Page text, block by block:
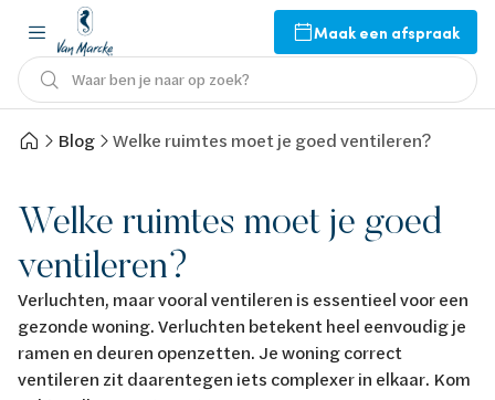
Maak een afspraak
Waar ben je naar op zoek?
Blog Welke ruimtes moet je goed ventileren?
Welke ruimtes moet je goed
ventileren?
Verluchten, maar vooral ventileren is essentieel voor een
gezonde woning. Verluchten betekent heel eenvoudig je
ramen en deuren openzetten. Je woning correct
ventileren zit daarentegen iets complexer in elkaar. Kom